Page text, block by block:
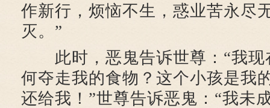
作新行，烦恼不生，惑业苦永尽
灭。”
此时，恶鬼告诉世尊：“我现
何夺走我的食物？这个小孩是我
还给我！”世尊告诉恶鬼：“我未